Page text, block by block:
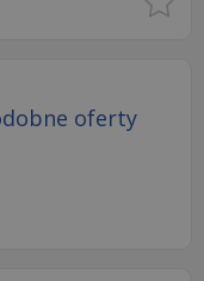
oferty